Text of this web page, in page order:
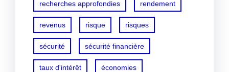
recherches approfondies rendement
revenus risque risques
sécurité sécurité financière
taux d'intérêt économies